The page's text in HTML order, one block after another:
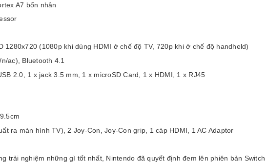
A7 bốn nhân
1280x720 (1080p khi dùng HDMI ở chế độ TV, 720p khi ở chế độ handheld)
ac), Bluetooth 4.1
2.0, 1 x jack 3.5 mm, 1 x microSD Card, 1 x HDMI, 1 x RJ45
ra màn hình TV), 2 Joy-Con, Joy-Con grip, 1 cáp HDMI, 1 AC Adaptor
trải nghiệm những gì tốt nhất, Nintendo đã quyết định đem lên phiên bản